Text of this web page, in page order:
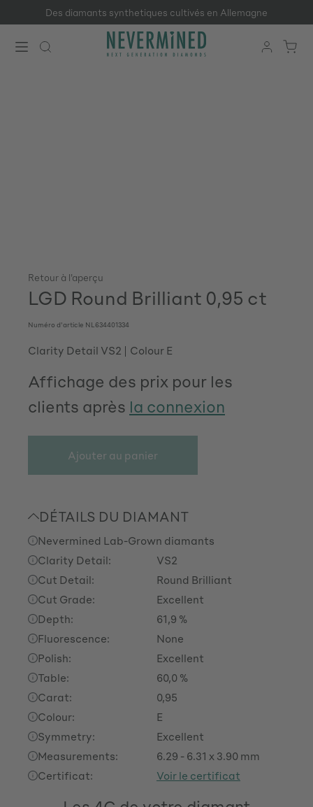
Passer au contenu principal
Des diamants synthetiques cultivés en Allemagne
Retour à l'aperçu
LGD Round Brilliant 0,95 ct
Numéro d'article NL634401334
Clarity Detail VS2 Colour E
Affichage des prix pour les
clients après la connexion
Ajouter au panier
DÉTAILS DU DIAMANT
Nevermined Lab-Grown diamants
Clarity Detail:
VS2
Cut Detail:
Round Brilliant
Cut Grade:
Excellent
Depth:
61,9 %
Fluorescence:
None
Polish:
Excellent
Table:
60,0 %
Carat:
0,95
Colour:
E
Symmetry:
Excellent
Measurements:
6.29 - 6.31 x 3.90 mm
Certificat:
Voir le certificat